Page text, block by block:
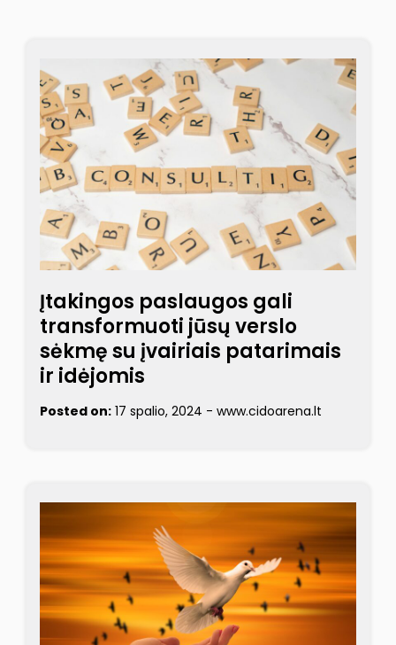
Įtakingos paslaugos gali
transformuoti jūsų verslo
sėkmę su įvairiais patarimais
ir idėjomis
Posted on: 17 spalio, 2024 - www.cidoarena.lt